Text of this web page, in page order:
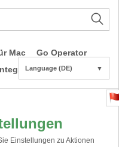
Mac
Go Operator
CE
Language (DE) ▼
Einstellungen zu Aktionen